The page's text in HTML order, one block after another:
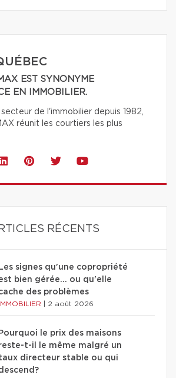
EST SYNONYME
EN IMMOBILIER.
de l'immobilier depuis 1982,
réunit les courtiers les plus
RÉCENTS
Les signes qu'une copropriété
bien gérée… ou qu'elle
des problèmes
IMMOBILIER 2 août 2026
Pourquoi le prix des maisons
t-il le même malgré un
directeur stable ou qui